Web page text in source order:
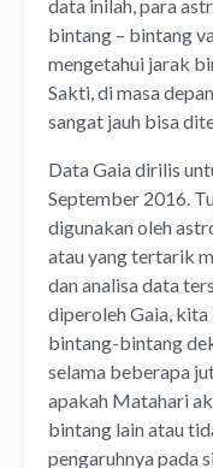
data inilah, para
bintang – bintang
mengetahui jarak
Sakti, di masa
sangat jauh bisa
Data Gaia dirilis
September 2016.
digunakan oleh
atau yang tertarik
dan analisa data
diperoleh Gaia,
bintang-bintang
selama beberapa
apakah Matahari
bintang lain atau
pengaruhnya pada